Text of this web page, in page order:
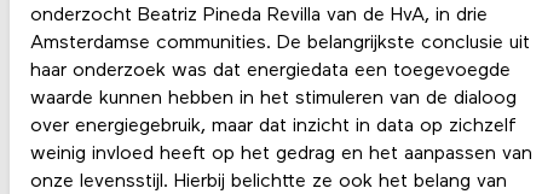
onderzocht Beatriz Pineda Revilla van de HvA, in drie
Amsterdamse communities. De belangrijkste conclusie uit
haar onderzoek was dat energiedata een toegevoegde
waarde kunnen hebben in het stimuleren van de dialoog
over energiegebruik, maar dat inzicht in data op zichzelf
weinig invloed heeft op het gedrag en het aanpassen van
onze levensstijl. Hierbij belichtte ze ook het belang van